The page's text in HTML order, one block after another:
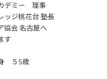
デミー 理事
ッジ桃花台 塾長
協会 名古屋へ
す
５5歳